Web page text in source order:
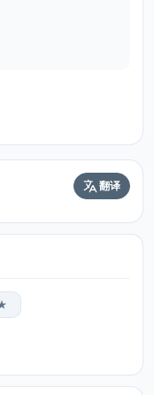
翻译